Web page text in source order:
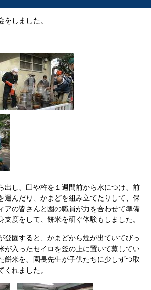
をしました。
出し、臼や杵を１週間前から水につけ、前
運んだり、かまどを組み立てたりして、保
アの皆さんと園の職員が力を合わせて準備
支度をして、餅米を研ぐ体験もしました。
登園すると、かまどから煙が出ていてびっ
が入ったセイロを釜の上に置いて蒸してい
餅米を、園長先生が子供たちに少しずつ取
くれました。